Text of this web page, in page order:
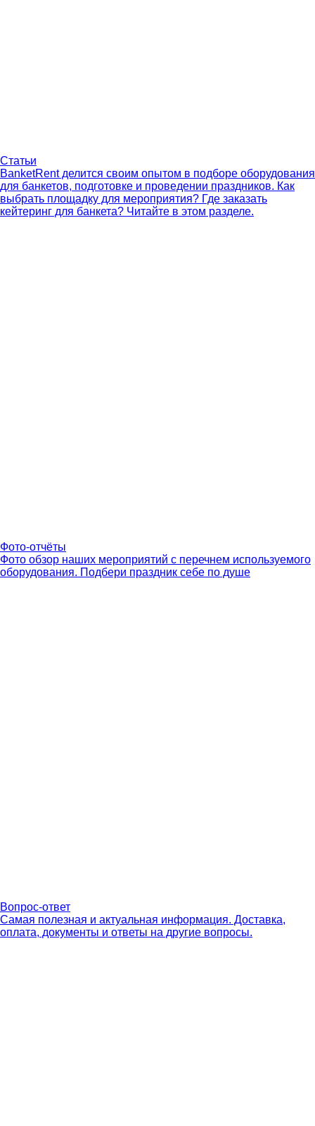
Статьи
BanketRent делится своим опытом в подборе оборудования
для банкетов, подготовке и проведении праздников. Как
выбрать площадку для мероприятия? Где заказать
кейтеринг для банкета? Читайте в этом разделе.
Фото-отчёты
Фото обзор наших мероприятий с перечнем используемого
оборудования. Подбери праздник себе по душе
Вопрос-ответ
Самая полезная и актуальная информация. Доставка,
оплата, документы и ответы на другие вопросы.